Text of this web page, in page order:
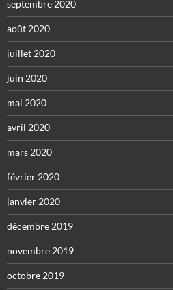
septembre 2020
août 2020
juillet 2020
juin 2020
mai 2020
avril 2020
mars 2020
février 2020
janvier 2020
décembre 2019
novembre 2019
octobre 2019